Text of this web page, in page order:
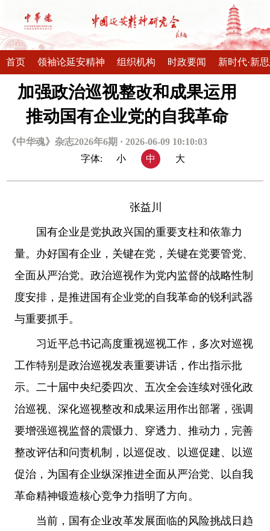
首页 领袖论延安精神 组织机构 时政要闻 新时代·新
加强政治巡视整改和成果运用
推动国有企业党的自我革命
《中华魂》杂志2026年6期 · 2026-06-09 10:10:03
字体:
小 中 大
张益川
国有企业是党执政兴国的重要支柱和依靠力
量。办好国有企业，关键在党，关键在党要管党、
全面从严治党。政治巡视作为党内监督的战略性制
度安排，是推进国有企业党的自我革命的锐利武器
与重要抓手。
习近平总书记高度重视巡视工作，多次对巡视
工作特别是政治巡视发表重要讲话，作出指示批
示。二十届中央纪委四次、五次全会连续对强化政
治巡视、深化巡视整改和成果运用作出部署，强调
要增强巡视监督的震慑力、穿透力、推动力，完善
整改评估和问责机制，以巡促改、以巡促建、以巡
促治，为国有企业纵深推进全面从严治党、以自我
革命精神锻造核心竞争力指明了方向。
当前，国有企业改革发展面临的风险挑战日趋